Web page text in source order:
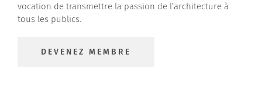
vocation de transmettre la passion de l’architecture à
tous les publics.
DEVENEZ MEMBRE